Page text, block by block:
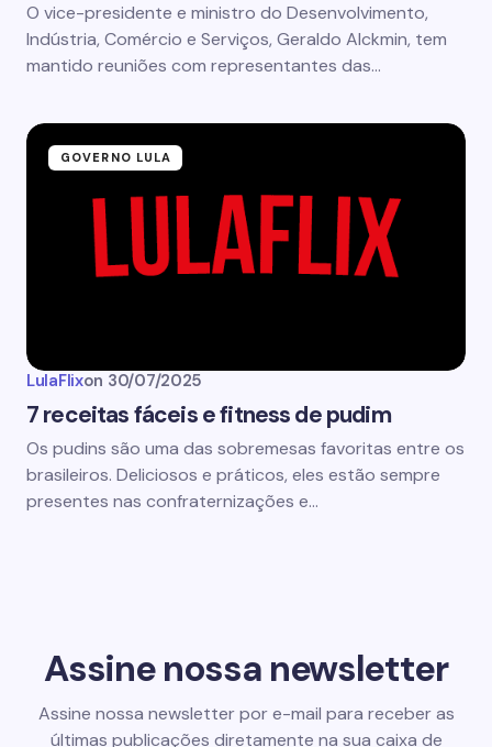
O vice-presidente e ministro do Desenvolvimento,
Indústria, Comércio e Serviços, Geraldo Alckmin, tem
mantido reuniões com representantes das…
GOVERNO LULA
LulaFlixon 30/07/2025
7 receitas fáceis e fitness de pudim
Os pudins são uma das sobremesas favoritas entre os
brasileiros. Deliciosos e práticos, eles estão sempre
presentes nas confraternizações e…
Assine nossa newsletter
Assine nossa newsletter por e-mail para receber as
últimas publicações diretamente na sua caixa de